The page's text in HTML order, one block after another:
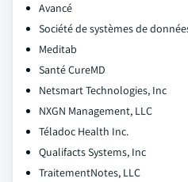
Avancé
Société de systèmes de
Meditab
Santé CureMD
Netsmart Technologies, Inc
NXGN Management, LLC
Téladoc Health Inc.
Qualifacts Systems, Inc
TraitementNotes, LLC